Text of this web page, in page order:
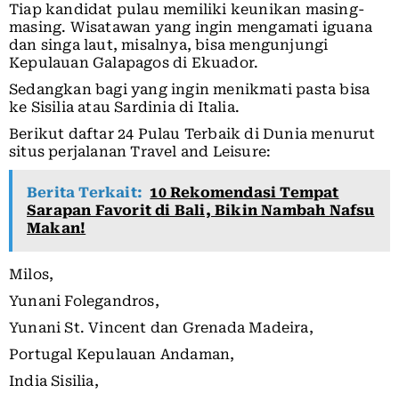
Tiap kandidat pulau memiliki keunikan masing-
masing. Wisatawan yang ingin mengamati iguana
dan singa laut, misalnya, bisa mengunjungi
Kepulauan Galapagos di Ekuador.
Sedangkan bagi yang ingin menikmati pasta bisa
ke Sisilia atau Sardinia di Italia.
Berikut daftar 24 Pulau Terbaik di Dunia menurut
situs perjalanan Travel and Leisure:
Berita Terkait: 10 Rekomendasi Tempat
Sarapan Favorit di Bali, Bikin Nambah Nafsu
Makan!
Milos,
Yunani Folegandros,
Yunani St. Vincent dan Grenada Madeira,
Portugal Kepulauan Andaman,
India Sisilia,